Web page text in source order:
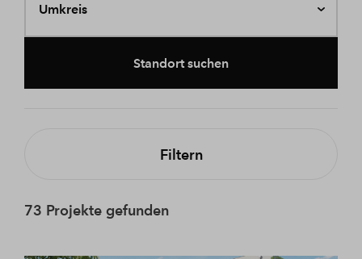
Umkreis
Standort suchen
Filtern
73 Projekte gefunden